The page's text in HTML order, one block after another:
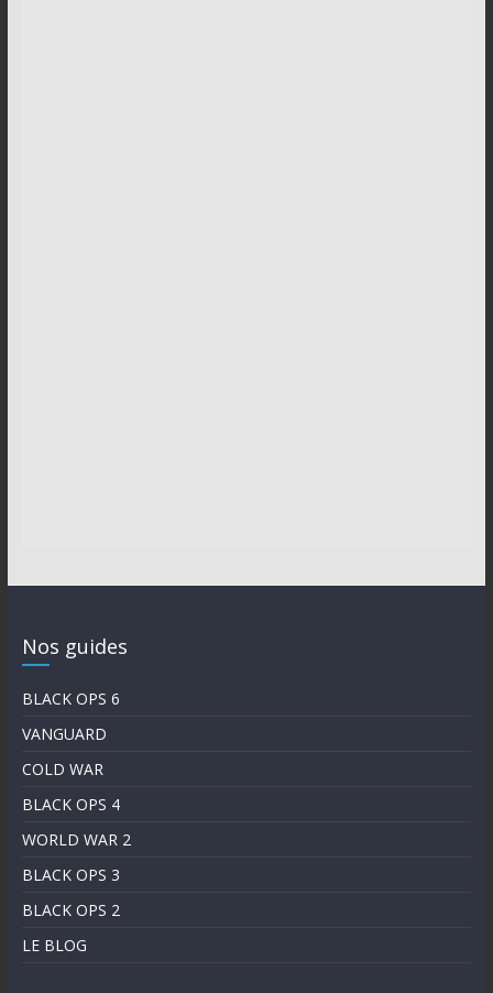
Nos guides
BLACK OPS 6
VANGUARD
COLD WAR
BLACK OPS 4
WORLD WAR 2
BLACK OPS 3
BLACK OPS 2
LE BLOG